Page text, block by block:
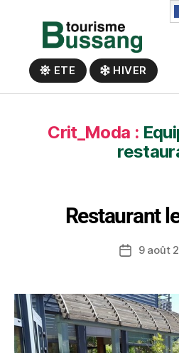
ETE HIVER
Crit_Moda :
Restaurant
9 août
Panneau de gestion des